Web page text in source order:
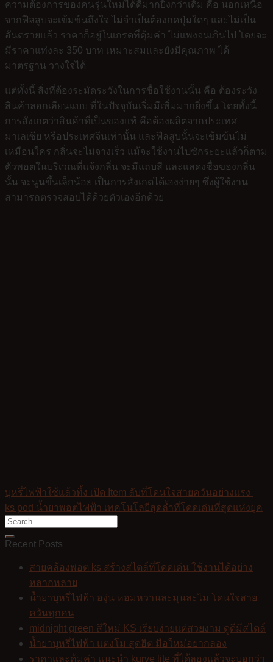
ความต้องการของคนรุ่นใหม่ได้ดีมากยิ่งกว่าเดิม คือ นอกเหนือ
จากฟีลสูบจะเข้มข้นถึงใจ ไม่จำเป็นต้องกดปุ่มใดๆ และไม่เป็น
อันตรายแล้ว ราคาก็อยู่ในเกรดที่คุ้มค่า ไม่แพงจนเกินไป โดยจะ
มีราคาแท่งละ 350 บาท เหมาะสมและยังมีคุณภาพ ได้
มาตรฐาน วางใจได้
แต่ทั้งนี้ สิ่งที่ต้องระมัดระวังในการซื้อใช้งานนั้น คือ ต้องระวัง
สินค้าลอกเลียนแบบ ที่ในปัจจุบันเริ่มมีเพิ่มมากยิ่งขึ้น โดยทั้งนี้
การสังเกตว่าสินค้าที่เป็นของแท้ คือต้องผลิตจากประเทศ
มาเลเซีย หรือประเทศจีนเท่านั้น และฟีลสูบนั้นจะเข้มข้นไม่
เหมือนใคร กลิ่นจะไม่จางเร็ว แม้จะใช้งานไปซักระยะแล้วก็ตาม
ตัวพอตในบริเวณที่แจ้งกลิ่น จะมีแถบสี และแสดงชื่อของกลิ่น
นั้น จะนูนขึ้นเล็กน้อย เป็นการสังเกตได้เองง่ายๆ ซึ่งผู้ใช้งาน
สามารถตรวจสอบได้ด้วยตัวเองอีกด้วย
บุหรี่ไฟฟ้าใช้แล้วทิ้ง เปิด Item ลับที่โดนใจสายควันอย่างแรง
ks pod น้ำยาพอตไฟฟ้า เทคโนโลยีสุดล้ำที่โดดเด่นที่สุดแห่งยุค
Recent Posts
สายคล้องพอต ks สร้างสไตล์ที่โดดเด่น ใช้งานได้อย่าง
หลากหลาย
น้ำยาบุหรี่ไฟฟ้า องุ่น หอมหวานละมุนละไม โดนใจสาย
ควันทุกคน
midnight green สีใหม่ KS เรียบง่ายแต่สวยงาม ดูดีมีสไตล์
น้ำยาบุหรี่ไฟฟ้า แตงโม สุดฮิต มือใหม่อยากลอง
ราคาและคุ้มค่า แนะนำ kurve lite ที่ได้ลองแล้วจะบอกว่า